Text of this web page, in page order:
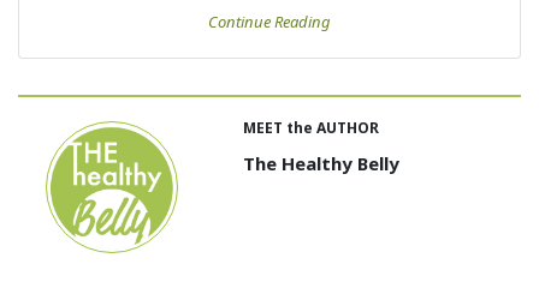
Continue Reading
MEET the AUTHOR
The Healthy Belly